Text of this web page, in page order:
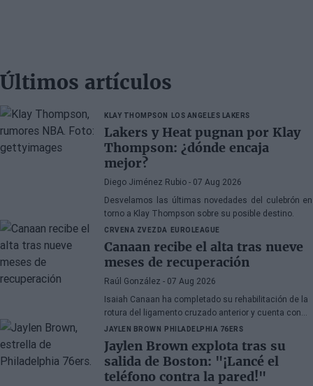
Últimos artículos
KLAY THOMPSON LOS ANGELES LAKERS
Lakers y Heat pugnan por Klay
Thompson: ¿dónde encaja
mejor?
Diego Jiménez Rubio - 07 Aug 2026
Desvelamos las últimas novedades del culebrón en
torno a Klay Thompson sobre su posible destino.
CRVENA ZVEZDA EUROLEAGUE
Canaan recibe el alta tras nueve
meses de recuperación
Raúl González - 07 Aug 2026
Isaiah Canaan ha completado su rehabilitación de la
rotura del ligamento cruzado anterior y cuenta con
autorización médica para retomar todas las
actividades de baloncesto. El veterano base de 35
años busca regresar a laEuroligatras el paréntesis
forzado de la temporada 2025-26.
JAYLEN BROWN PHILADELPHIA 76ERS
Jaylen Brown explota tras su
salida de Boston: "¡Lancé el
teléfono contra la pared!"